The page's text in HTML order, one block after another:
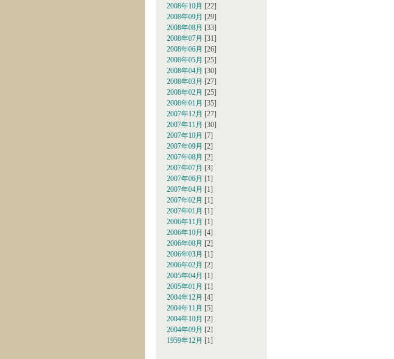
2008年10月 [22]
2008年09月 [29]
2008年08月 [33]
2008年07月 [31]
2008年06月 [26]
2008年05月 [25]
2008年04月 [30]
2008年03月 [27]
2008年02月 [25]
2008年01月 [35]
2007年12月 [27]
2007年11月 [30]
2007年10月 [7]
2007年09月 [2]
2007年08月 [2]
2007年07月 [3]
2007年06月 [1]
2007年04月 [1]
2007年02月 [1]
2007年01月 [1]
2006年11月 [1]
2006年10月 [4]
2006年08月 [2]
2006年03月 [1]
2006年02月 [2]
2005年04月 [1]
2005年01月 [1]
2004年12月 [4]
2004年11月 [5]
2004年10月 [2]
2004年09月 [2]
1959年12月 [1]